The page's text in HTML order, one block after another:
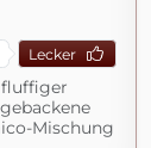
Lecker
fluffiger
Mischung